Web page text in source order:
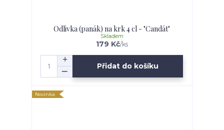
Odlivka (panák) na krk 4 cl - "Candát"
179 Kč/ks
Skladem
Přidat do košíku
Novinka